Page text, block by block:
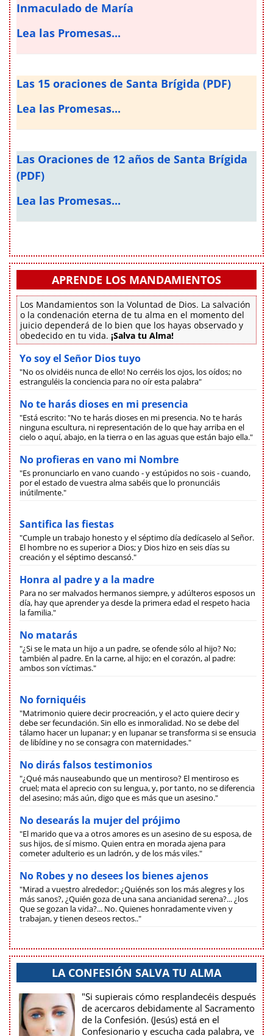
Inmaculado de María
Lea las Promesas...
Las 15 oraciones de Santa Brígida (PDF)
Lea las Promesas...
Las Oraciones de 12 años de Santa Brígida
(PDF)
Lea las Promesas...
APRENDE LOS MANDAMIENTOS
Los Mandamientos son la Voluntad de Dios. La salvación
o la condenación eterna de tu alma en el momento del
juicio dependerá de lo bien que los hayas observado y
obedecido en tu vida. ¡Salva tu Alma!
Yo soy el Señor Dios tuyo
"No os olvidéis nunca de ello! No cerréis los ojos, los oídos; no
estranguléis la conciencia para no oír esta palabra"
No te harás dioses en mi presencia
"Está escrito: "No te harás dioses en mi presencia. No te harás
ninguna escultura, ni representación de lo que hay arriba en el
cielo o aquí, abajo, en la tierra o en las aguas que están bajo ella."
No profieras en vano mi Nombre
"Es pronunciarlo en vano cuando - y estúpidos no sois - cuando,
por el estado de vuestra alma sabéis que lo pronunciáis
inútilmente."
Santifica las fiestas
"Cumple un trabajo honesto y el séptimo día dedícaselo al Señor.
El hombre no es superior a Dios; y Dios hizo en seis días su
creación y el séptimo descansó."
Honra al padre y a la madre
Para no ser malvados hermanos siempre, y adúlteros esposos un
día, hay que aprender ya desde la primera edad el respeto hacia
la familia."
No matarás
"¿Si se le mata un hijo a un padre, se ofende sólo al hijo? No;
también al padre. En la carne, al hijo; en el corazón, al padre:
ambos son víctimas."
No forniquéis
"Matrimonio quiere decir procreación, y el acto quiere decir y
debe ser fecundación. Sin ello es inmoralidad. No se debe del
tálamo hacer un lupanar; y en lupanar se transforma si se ensucia
de libídine y no se consagra con maternidades."
No dirás falsos testimonios
"¿Qué más nauseabundo que un mentiroso? El mentiroso es
cruel; mata el aprecio con su lengua, y, por tanto, no se diferencia
del asesino; más aún, digo que es más que un asesino."
No desearás la mujer del prójimo
"El marido que va a otros amores es un asesino de su esposa, de
sus hijos, de sí mismo. Quien entra en morada ajena para
cometer adulterio es un ladrón, y de los más viles."
No Robes y no desees los bienes ajenos
"Mirad a vuestro alrededor: ¿Quiénés son los más alegres y los
más sanos?, ¿Quién goza de una sana ancianidad serena?... ¿los
Que se gozan la vida?... No. Quienes honradamente viven y
trabajan, y tienen deseos rectos.."
LA CONFESIÓN SALVA TU ALMA
"Si supierais cómo resplandecéis después
de acercaros debidamente al Sacramento
de la Confesión. (Jesús) está en el
Confesionario y escucha cada palabra, ve